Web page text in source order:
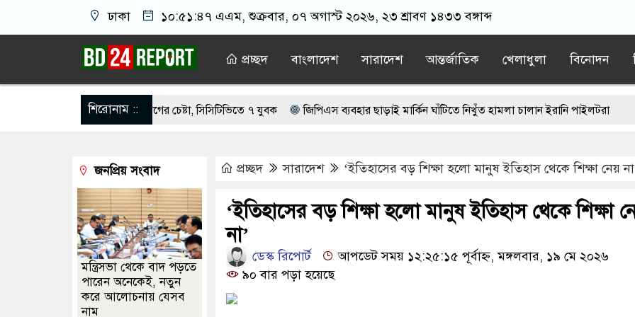
ঢাকা ১০:৫১:৪৭ এএম, শুক্রবার, ০৭ অগাস্ট ২০২৬, ২৩ শ্রাবণ ১৪৩৩ বঙ্গাব্দ
প্রচ্ছদ বাংলাদেশ সারাদেশ আন্তর্জাতিক খেলাধুলা বিনোদন
শিরোনাম ::
বাসভবনে অগ্নিসংযোগের চেষ্টা, সিসিটিভিতে ৭ যুবক জিপিএস ব্যবহার ছাড়াই মার্কিন ঘাঁটিতে নিখুঁত হামলা চালান ইরানি পাইলটরা
‘হাজারগুণ ভালো’ দেশ চালাচ্ছেন তারেক রহমান: কাদের সিদ্দিকী সকাল না হতেই মর্মান্তিক দুই দুর্ঘটনা, ঝরে গেল ১৫ প্রাণ
না করে, তাই জীবিত অবস্থায় নিজের চল্লিশার আয়োজন করলেন বৃদ্ধ অন্ধকারে মোজতবা খামেনির সঙ্গে বৈঠক, আসল মানুষ কিনা প্রশ্ন
স্কুল শিক্ষার্থীদের মিছিলে নিলেন যুবলীগ নেতা মসজিদের ইমামকে ওমরাহ উপহার, আবেগে ভাসল বিদায়ের মুহূর্ত
প্রচ্ছদ সারাদেশ ‘ইতিহাসের বড় শিক্ষা হলো মানুষ ইতিহাস থেকে শিক্ষা নেয়
‘ইতিহাসের বড় শিক্ষা হলো মানুষ ইতিহাস থেকে শিক্ষা
না’
ডেস্ক রিপোর্ট
আপডেট সময় ১২:২৫:১৫ পূর্বাহ্ন, মঙ্গলবার, ১৯ মে ২০২৬
৯০ বার পড়া হয়েছে
জনপ্রিয় সংবাদ
মন্ত্রিসভা থেকে বাদ পড়তে
পারেন অনেকেই, নতুন
করে আলোচনায় যেসব
নাম